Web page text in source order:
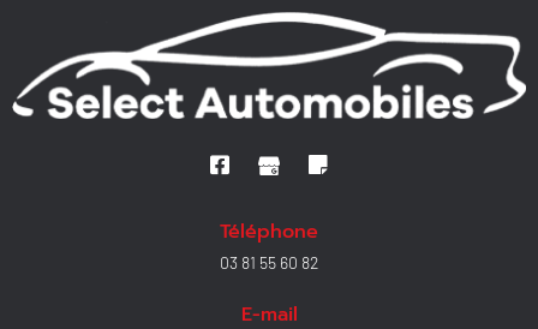
Téléphone
03 81 55 60 82
E-mail